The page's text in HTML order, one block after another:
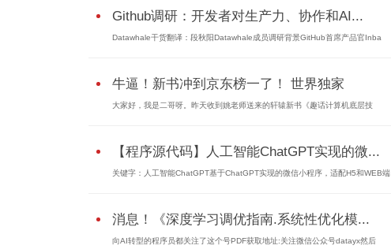
Github调研：开发者对生产力、协作和AI...
Datawhale干货翻译：段秋阳Datawhale成员调研背景GitHub首席产品官Inba
牛逼！新书冲到京东榜一了！ 世界独家
大家好，我是二哥呀。昨天收到姚老师送来的轩辕新书《趣话计算机底层技
【程序源代码】人工智能ChatGPT实现的微...
关键字：人工智能ChatGPT基于ChatGPT实现的微信小程序，适配H5和WEB端
消息！《深度学习调优指南.系统性优化模...
向AI转型的程序员都关注了这个号PDF获取地址:关注微信公众号datayx然后